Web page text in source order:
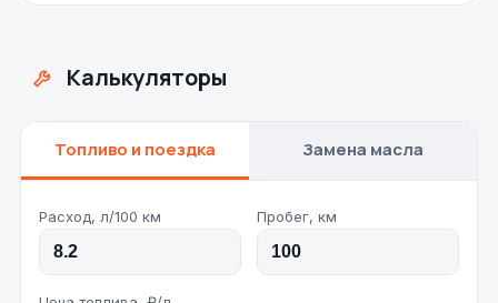
Калькуляторы
Топливо и поездка Замена масла
Расход, л/100 км Пробег, км